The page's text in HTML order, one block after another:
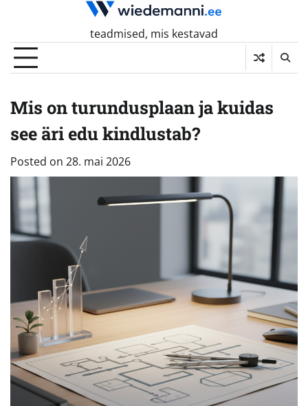
content
teadmised, mis kestavad
Mis on turundusplaan ja kuidas
see äri edu kindlustab?
Posted on 28. mai 2026